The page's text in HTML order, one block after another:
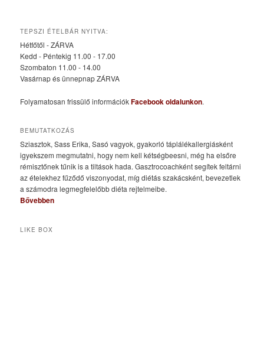
TEPSZI ÉTELBÁR NYITVA:
Hétfőtől - ZÁRVA
Kedd - Péntekig 11.00 - 17.00
Szombaton 11.00 - 14.00
Vasárnap és ünnepnap ZÁRVA
Folyamatosan frissülő információkFacebook oldalunkon.
BEMUTATKOZÁS
Sziasztok, Sass Erika, Sasó vagyok, gyakorló táplálékallergiásként
igyekszem megmutatni, hogy nem kell kétségbeesni, még ha elsőre
rémisztőnek tűnik is a tiltások hada. Gasztrocoachként segítek feltárni
az ételekhez fűződő viszonyodat, míg diétás szakácsként, bevezetlek
a számodra legmegfelelőbb diéta rejtelmeibe.
Bővebben
LIKE BOX